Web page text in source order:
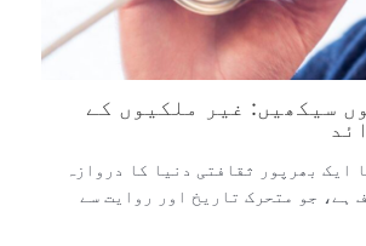
سیکھیں: غیر ملکیوں کے
ایک بھرپور ثقافتی دنیا کا دروازہ
ہے، جو متحرک تاریخ اور روایت سے